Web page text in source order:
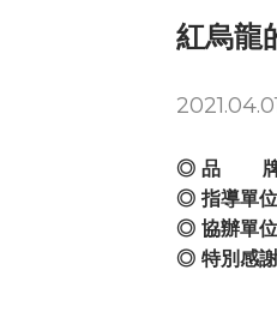
紅烏龍
◎ 品 牌 |
◎ 指導單
◎ 協辦單
◎ 特別感